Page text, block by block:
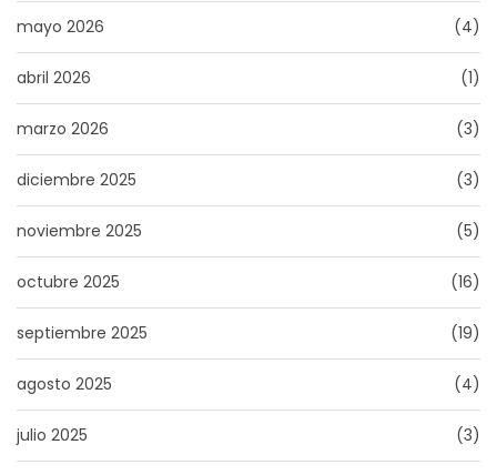
mayo 2026 (4)
abril 2026 (1)
marzo 2026 (3)
diciembre 2025 (3)
noviembre 2025 (5)
octubre 2025 (16)
septiembre 2025 (19)
agosto 2025 (4)
julio 2025 (3)